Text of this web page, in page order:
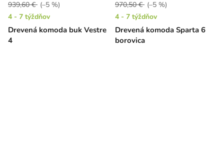
Drevená komoda buk Vestre
4
939,60 € (–5 %)
4 - 7 týždňov
Drevená komoda Sparta 6
borovica
970,50 € (–5 %)
4 - 7 týždňov